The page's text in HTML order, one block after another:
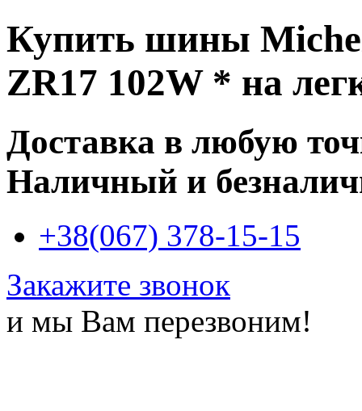
Купить шины
ZR17 102W * на
Доставка в любую
Наличный и
+38(067) 378-15-15
Закажите звонок
и мы Вам перезвоним!